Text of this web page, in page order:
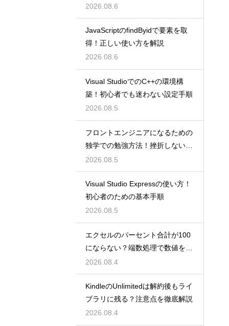
るコツ
2026.08.6
JavaScriptのfindByidで要素を取
得！正しい使い方を解説
2026.08.6
Visual StudioでのC++の環境構
築！初心者でも迷わない設定手順
2026.08.5
フロントエンジニアになるための
独学での勉強方法！挫折しない学
習計画
2026.08.5
Visual Studio Expressの使い方！
初心者のための基本手順
2026.08.5
エクセルのパーセント合計が100
にならない？端数処理で数値を合
わせる技
2026.08.4
KindleのUnlimitedは解約後もライ
ブラリに残る？注意点を徹底解説
2026.08.4